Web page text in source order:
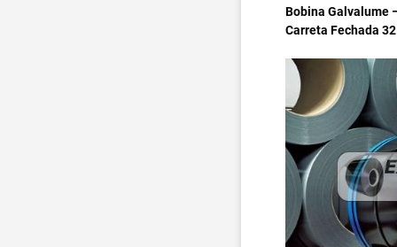
Bobina Galvalume
Carreta Fechada